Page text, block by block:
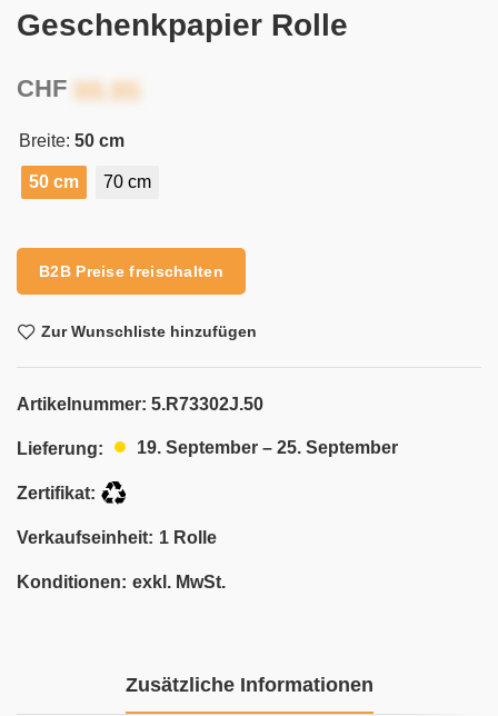
Geschenkpapier Rolle
CHF
Breite: 50 cm
50 cm 70 cm
B2B Preise freischalten
Zur Wunschliste hinzufügen
Artikelnummer: 5.R73302J.50
Lieferung: 19. September – 25. September
Zertifikat:
Verkaufseinheit: 1 Rolle
Konditionen: exkl. MwSt.
Zusätzliche Informationen